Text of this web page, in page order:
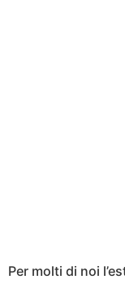
Per molti di noi